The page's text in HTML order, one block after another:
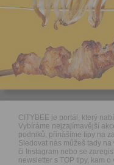
CITYBEE je portál, který
Vybíráme nejzajímavější
podniků, přinášíme tipy na
Sledovat nás můžeš tady
či Instagram nebo se
newsletter s TOP tipy, kam o